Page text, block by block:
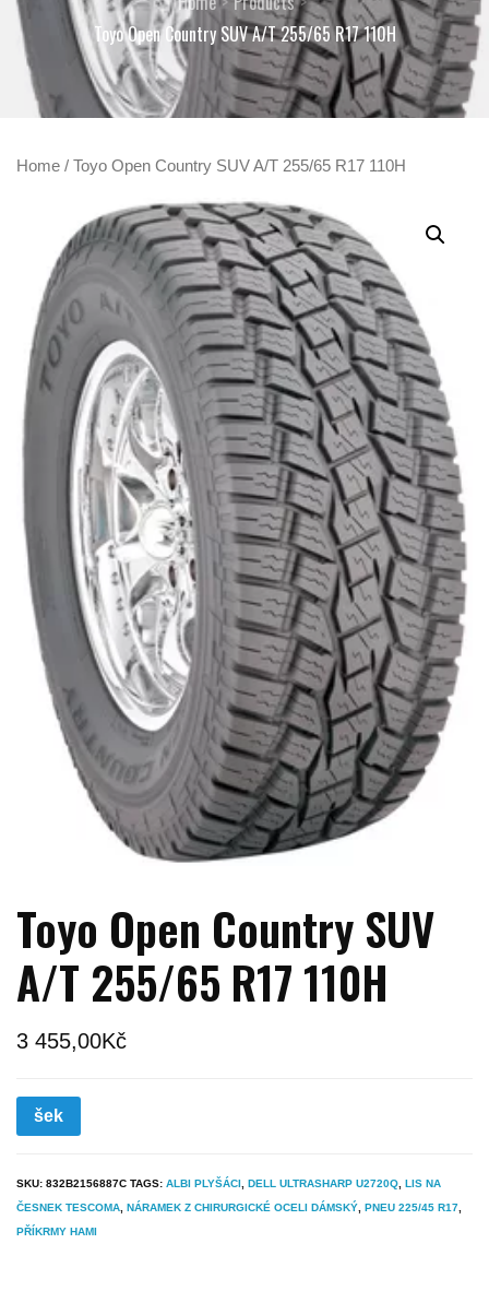
Toyo Open Country SUV A/T 255/65 R17 110H
Home / Toyo Open Country SUV A/T 255/65 R17 110H
Toyo Open Country SUV
A/T 255/65 R17 110H
3 455,00Kč
šek
SKU: 832B2156887C TAGS: ALBI PLYŠÁCI DELL ULTRASHARP U2720Q LIS NA
ČESNEK TESCOMA NÁRAMEK Z CHIRURGICKÉ OCELI DÁMSKÝ PNEU 225/45 R17
PŘÍKRMY HAMI